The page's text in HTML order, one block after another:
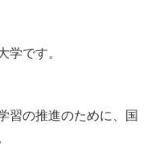
学です。
習の推進のために、国